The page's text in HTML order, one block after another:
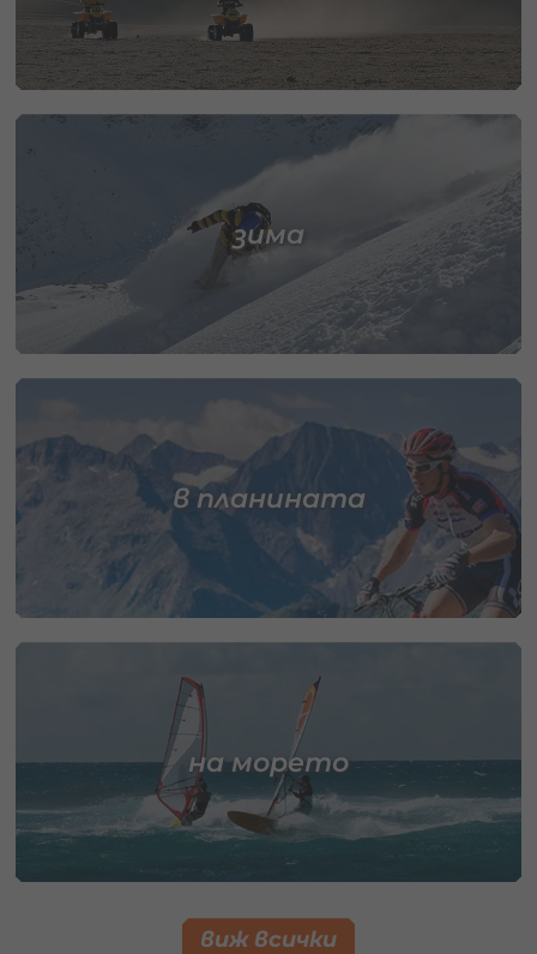
зима
в планината
на морето
виж всички